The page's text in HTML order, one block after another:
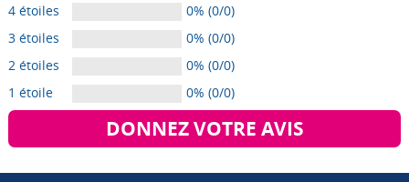
4 étoiles
0% (0/0)
3 étoiles
0% (0/0)
2 étoiles
0% (0/0)
1 étoile
0% (0/0)
DONNEZ VOTRE AVIS